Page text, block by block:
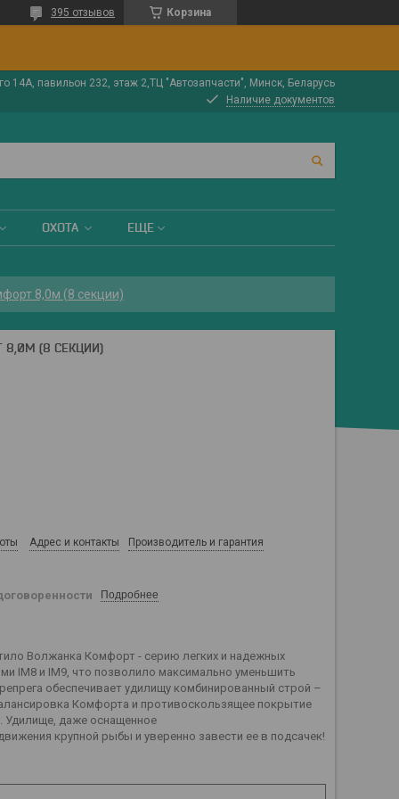
Корзина
395 отзывов
14А, павильон 232, этаж 2,ТЦ "Автозапчасти", Минск, Беларусь
Наличие документов
ОХОТА ЕЩЕ
8,0м (8 секции)
(8 СЕКЦИИ)
Адрес и контакты Производитель и гарантия
Подробнее
Волжанка Комфорт - серию легких и надежных
IM8 и IM9, что позволило максимально уменьшить
обеспечивает удилищу комбинированный строй –
Комфорта и противоскользящее покрытие
Удилище, даже оснащенное
крупной рыбы и уверенно завести ее в подсачек!